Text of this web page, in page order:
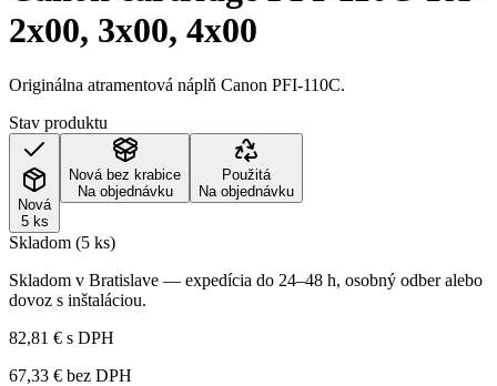
2x00, 3x00, 4x00
Originálna atramentová náplň Canon PFI-110C.
Stav produktu
Nová
5 ks
Nová bez krabice
Na objednávku
Použitá
Na objednávku
Skladom (5 ks)
Skladom v Bratislave — expedícia do 24–48 h, osobný odber alebo
dovoz s inštaláciou.
82,81 € s DPH
67,33 € bez DPH